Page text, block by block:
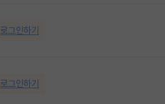
로그인하기
로그인하기